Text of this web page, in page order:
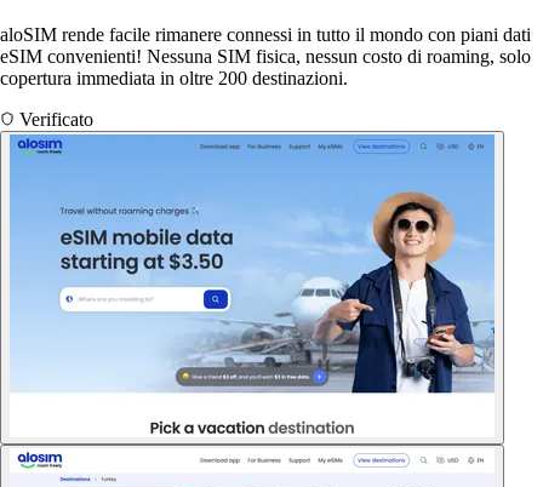
aloSIM rende facile rimanere connessi in tutto il mondo con piani dati
eSIM convenienti! Nessuna SIM fisica, nessun costo di roaming, solo
copertura immediata in oltre 200 destinazioni.
Verificato